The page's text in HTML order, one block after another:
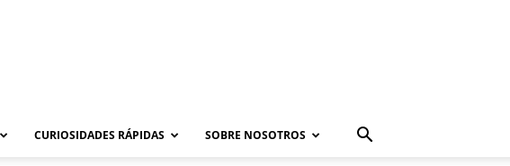
CURIOSIDADES RÁPIDAS SOBRE NOSOTROS